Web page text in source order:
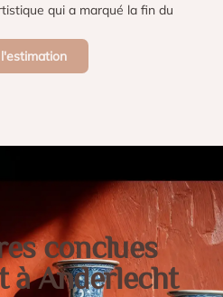
qui a marqué la fin du
conclues
à Anderlecht